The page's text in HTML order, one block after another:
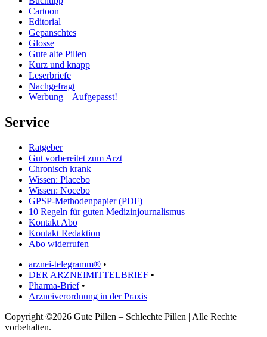
Cartoon
Editorial
Gepanschtes
Glosse
Gute alte Pillen
Kurz und knapp
Leserbriefe
Nachgefragt
Werbung – Aufgepasst!
Service
Ratgeber
Gut vorbereitet zum Arzt
Chronisch krank
Wissen: Placebo
Wissen: Nocebo
GPSP-Methodenpapier (PDF)
10 Regeln für guten Medizinjournalismus
Kontakt Abo
Kontakt Redaktion
Abo widerrufen
arznei-telegramm® •
DER ARZNEIMITTELBRIEF •
Pharma-Brief•
Arzneiverordnung in der Praxis
Copyright ©2026 Gute Pillen – Schlechte Pillen | Alle Rechte
vorbehalten.